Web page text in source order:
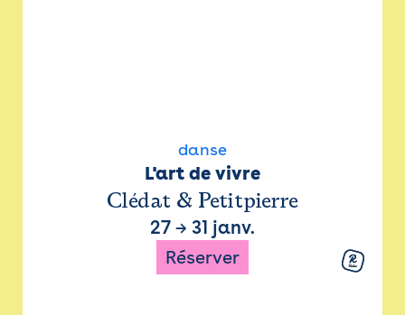
danse
L'art de vivre
Clédat & Petitpierre
27 → 31 janv.
Réserver